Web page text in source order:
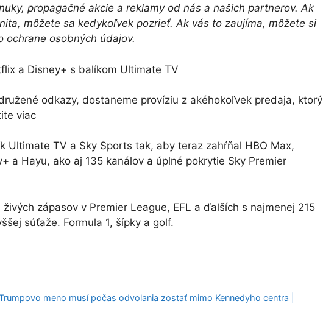
propagačné akcie a reklamy od nás a našich partnerov. Ak
môžete sa kedykoľvek pozrieť. Ak vás to zaujíma, môžete si
ochrane osobných údajov.
a Disney+ s balíkom Ultimate TV
odkazy, dostaneme províziu z akéhokoľvek predaja, ktorý
viac
Ultimate TV a Sky Sports tak, aby teraz zahŕňal HBO Max,
a Hayu, ako aj 135 kanálov a úplné pokrytie Sky Premier
zápasov v Premier League, EFL a ďalších s najmenej 215
súťaže. Formula 1, šípky a golf.
meno musí počas odvolania zostať mimo Kennedyho centra |